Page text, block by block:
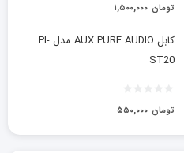
۱,۵۰۰,۰۰۰ تومان
کابل AUX PURE AUDIO مدل PI-
ST20
۵۵۰,۰۰۰ تومان